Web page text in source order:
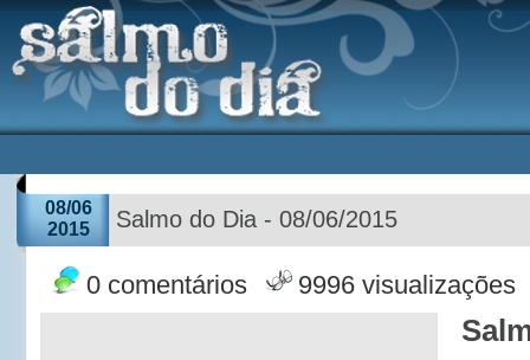
08/06
2015
Salmo do Dia - 08/06/2015
0 comentários 9996 visualizações